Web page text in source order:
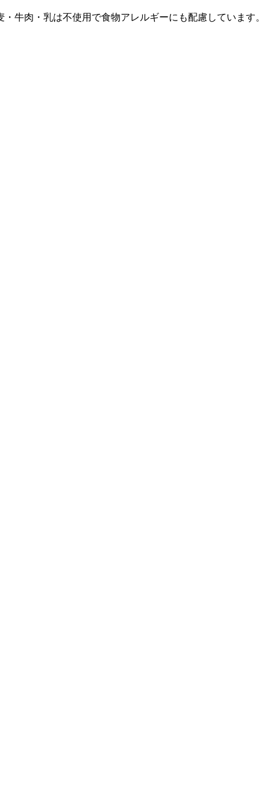
牛肉・乳は不使用で食物アレルギーにも配慮しています。